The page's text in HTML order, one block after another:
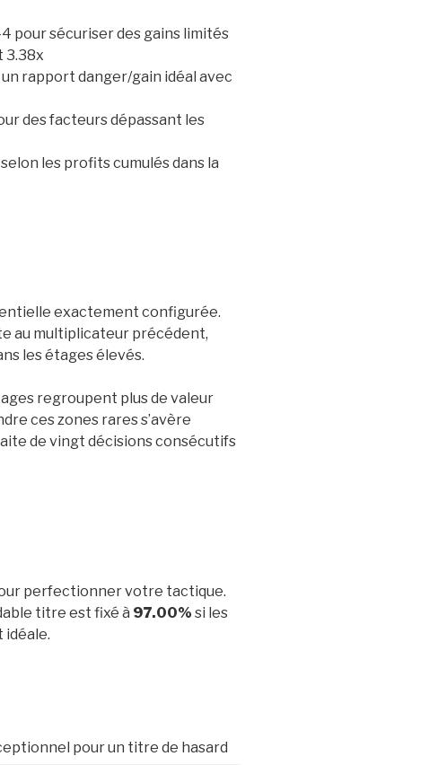
pour sécuriser des gains limités
3.38x
rapport danger/gain idéal avec
des facteurs dépassant les
les profits cumulés dans la
exactement configurée.
au multiplicateur précédent,
les étages élevés.
regroupent plus de valeur
ces zones rares s’avère
de vingt décisions consécutifs
perfectionner votre tactique.
titre est fixé à 97.00% si les
pour un titre de hasard